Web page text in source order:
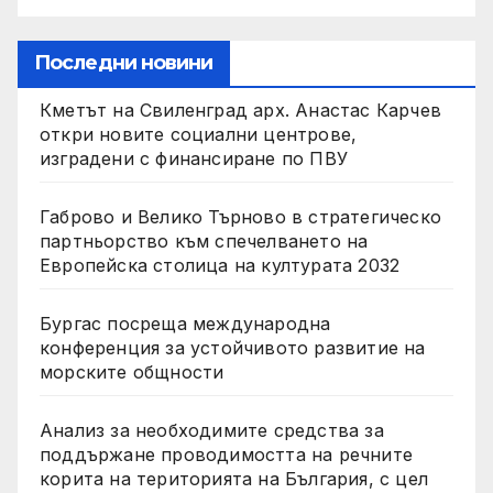
Последни новини
Кметът на Свиленград арх. Анастас Карчев
откри новите социални центрове,
изградени с финансиране по ПВУ
Габрово и Велико Търново в стратегическо
партньорство към спечелването на
Европейска столица на културата 2032
Бургас посреща международна
конференция за устойчивото развитие на
морските общности
Анализ за необходимите средства за
поддържане проводимостта на речните
корита на територията на България, с цел